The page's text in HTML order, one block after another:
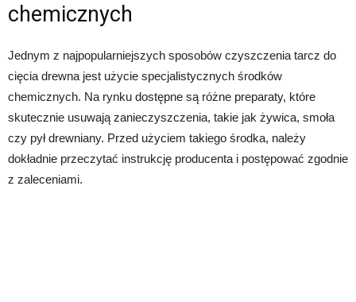
chemicznych
Jednym z najpopularniejszych sposobów czyszczenia tarcz do
cięcia drewna jest użycie specjalistycznych środków
chemicznych. Na rynku dostępne są różne preparaty, które
skutecznie usuwają zanieczyszczenia, takie jak żywica, smoła
czy pył drewniany. Przed użyciem takiego środka, należy
dokładnie przeczytać instrukcję producenta i postępować zgodnie
z zaleceniami.